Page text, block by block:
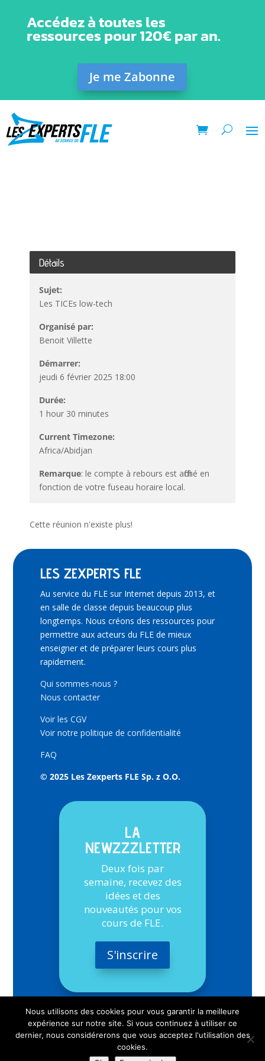
Accédez à toutes les
ressources pour 120€ par an.
Je me Zabonne
Détails
Sujet:
Les TICEs low-tech
Organisé par:
Benoit Villette
Démarrer:
jeudi 6 février 2025 18:00
Durée:
1 hour 30 minutes
Current Timezone:
Africa/Abidjan
Remarque: le compte à rebours est affiché en
fonction de votre fuseau horaire local.
Cette réunion n'existe plus!
LES ZEXPERTS FLE
Au service du FLE sur Internet depuis 2013, et
en salle de classe depuis beaucoup plus
longtemps. Nous créons des ressources pour
permettre aux acteurs du FLE de mieux
enseigner et de préparer leurs cours plus
rapidement.
Qui sommes-nous ?
Nous contacter
Voir les CGV
Voir notre politique de confidentialité
FAQ
© 2025 Les Zexperts FLE Sp. z O.O.
LA
NEWZZZLETTER
Deux fois par
semaine, recevez des
idées et des
nouveautés pour vos
cours de FLE.
S'inscrire
Nous utilisons des cookies pour vous garantir la meilleure
expérience sur notre site. Si vous continuez à utiliser ce
dernier, nous considérerons que vous acceptez l'utilisation des
cookies.